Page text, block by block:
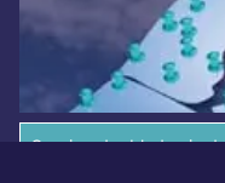
Overige dagbladen in